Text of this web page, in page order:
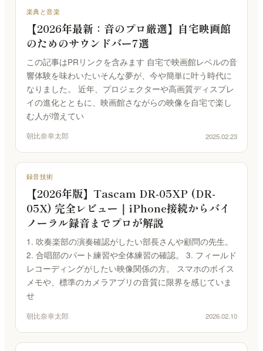
楽典と音楽
【2026年最新：音のプロ厳選】自宅映画館
のためのサウンドバー7選
この記事はPRリンクを含みます 自宅で映画館レベルの音
響体験を味わいたいそんな夢が、今や簡単に叶う時代に
なりました。 近年、プロジェクターや高画質ディスプレ
イの進化とともに、映画館さながらの映像を自宅で楽し
む人が増えてい
朝比奈幸太郎 2025.02.23
録音技術
【2026年版】Tascam DR-05XP (DR-
05X) 完全レビュー｜iPhone接続からバイ
ノーラル録音までプロが解説
1. 吹奏楽部の演奏確認がしたい部長さんや顧問の先生。
2. 合唱部のパート練習や全体練習の確認。 3. フィールド
レコーディングがしたい映像関係の方。 スマホのボイス
メモや、標準のカメラアプリの音質に限界を感じていま
せ
朝比奈幸太郎 2026.02.10